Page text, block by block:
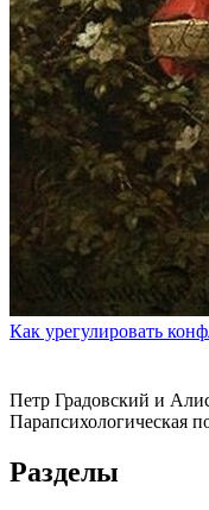
Как урегулировать
Петр Градовский и
Парапсихологическая
Разделы